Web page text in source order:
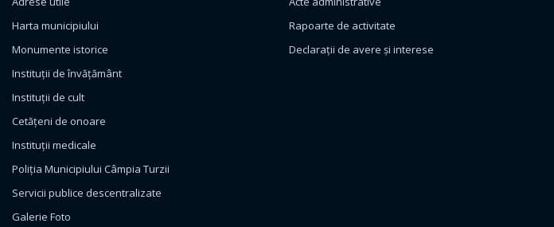
Harta municipiului
Monumente istorice
Instituții de învățământ
Instituții de cult
Cetățeni de onoare
Instituții medicale
Poliția Municipiului Câmpia Turzii
Servicii publice descentralizate
Galerie Foto
Rapoarte de activitate
Declarații de avere și interese